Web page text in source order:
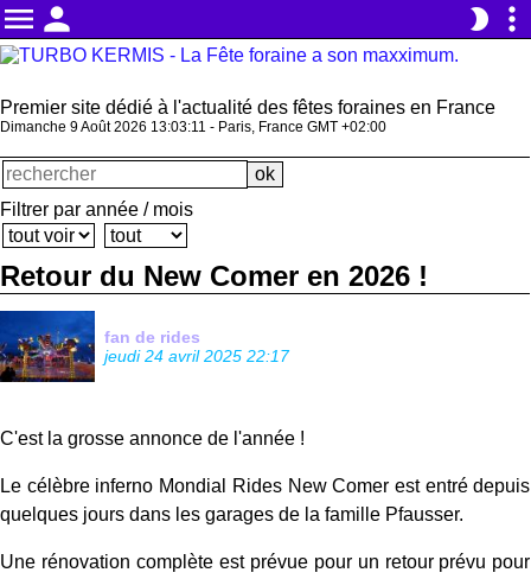
menu person brightness_2 more_vert
Premier site dédié à l'actualité des fêtes foraines en France
Dimanche 9 Août 2026 13:03:12 - Paris, France GMT +02:00
Filtrer par année / mois
Retour du New Comer en 2026 !
fan de rides
jeudi 24 avril 2025 22:17
C'est la grosse annonce de l'année !
Le célèbre inferno Mondial Rides New Comer est entré depuis
quelques jours dans les garages de la famille Pfausser.
Une rénovation complète est prévue pour un retour prévu pour